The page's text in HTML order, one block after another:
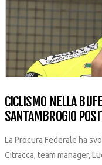
CICLISMO NELLA
SANTAMBROGIO
La Procura Federale ha
Citracca, team manager,